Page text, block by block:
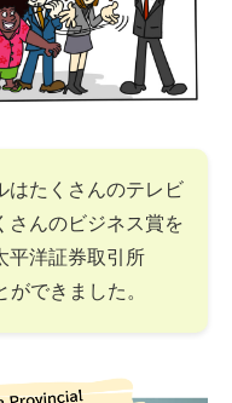
はたくさんのテレビ
さんのビジネス賞を
平洋証券取引所
ができました。